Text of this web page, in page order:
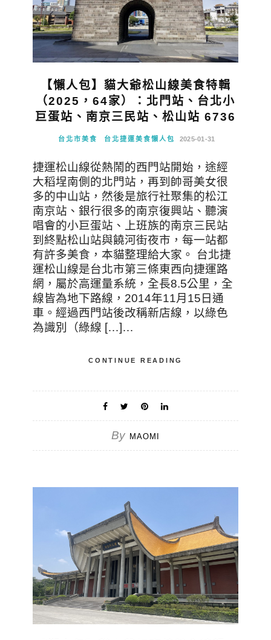
【懶人包】貓大爺松山線美食特輯
（2025，64家）：北門站、台北小
巨蛋站、南京三民站、松山站 6736
台北市美食 台北捷運美食懶人包 2025-01-31
捷運松山線從熱鬧的西門站開始，途經
大稻埕南側的北門站，再到帥哥美女很
多的中山站，然後是旅行社聚集的松江
南京站、銀行很多的南京復興站、聽演
唱會的小巨蛋站、上班族的南京三民站
到終點松山站與饒河街夜市，每一站都
有許多美食，本貓整理給大家。 台北捷
運松山線是台北市第三條東西向捷運路
網，屬於高運量系統，全長8.5公里，全
線皆為地下路線，2014年11月15日通
車。經過西門站後改稱新店線，以綠色
為識別（綠線 […]…
CONTINUE READING
By MAOMI